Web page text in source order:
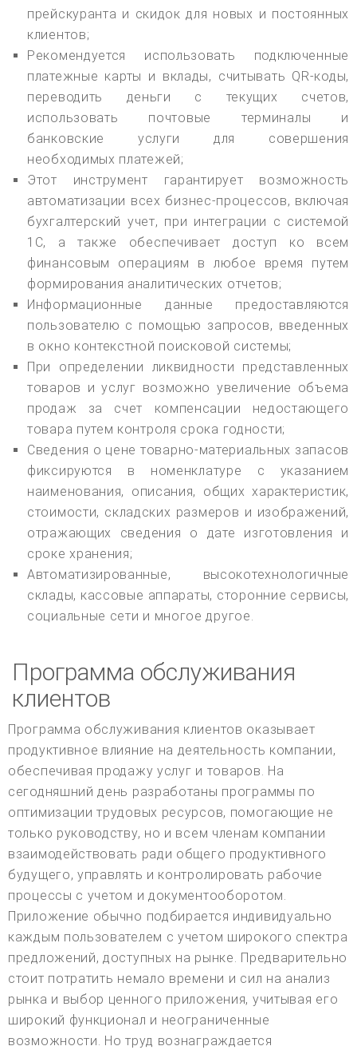
прейскуранта и скидок для новых и постоянных
клиентов;
Рекомендуется использовать подключенные
платежные карты и вклады, считывать QR-коды,
переводить деньги с текущих счетов,
использовать почтовые терминалы и
банковские услуги для совершения
необходимых платежей;
Этот инструмент гарантирует возможность
автоматизации всех бизнес-процессов, включая
бухгалтерский учет, при интеграции с системой
1С, а также обеспечивает доступ ко всем
финансовым операциям в любое время путем
формирования аналитических отчетов;
Информационные данные предоставляются
пользователю с помощью запросов, введенных
в окно контекстной поисковой системы;
При определении ликвидности представленных
товаров и услуг возможно увеличение объема
продаж за счет компенсации недостающего
товара путем контроля срока годности;
Сведения о цене товарно-материальных запасов
фиксируются в номенклатуре с указанием
наименования, описания, общих характеристик,
стоимости, складских размеров и изображений,
отражающих сведения о дате изготовления и
сроке хранения;
Автоматизированные, высокотехнологичные
склады, кассовые аппараты, сторонние сервисы,
социальные сети и многое другое.
Программа обслуживания
клиентов
Программа обслуживания клиентов оказывает
продуктивное влияние на деятельность компании,
обеспечивая продажу услуг и товаров. На
сегодняшний день разработаны программы по
оптимизации трудовых ресурсов, помогающие не
только руководству, но и всем членам компании
взаимодействовать ради общего продуктивного
будущего, управлять и контролировать рабочие
процессы с учетом и документооборотом.
Приложение обычно подбирается индивидуально
каждым пользователем с учетом широкого спектра
предложений, доступных на рынке. Предварительно
стоит потратить немало времени и сил на анализ
рынка и выбор ценного приложения, учитывая его
широкий функционал и неограниченные
возможности. Но труд вознаграждается